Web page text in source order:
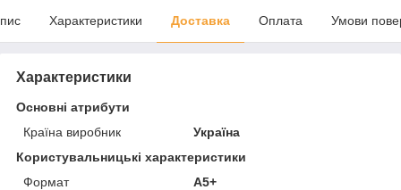
Характеристики Доставка Оплата Умови
Характеристики
Основні атрибути
Країна виробник
Україна
Користувальницькі характеристики
Формат
А5+